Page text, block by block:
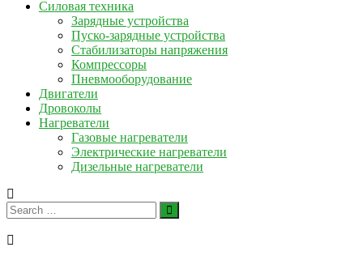
Силовая техника
Зарядные устройства
Пуско-зарядные устройства
Стабилизаторы напряжения
Компрессоры
Пневмооборудование
Двигатели
Дровоколы
Нагреватели
Газовые нагреватели
Электрические нагреватели
Дизельные нагреватели